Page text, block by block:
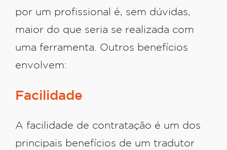
por um profissional é, sem dúvidas,
maior do que seria se realizada com
uma ferramenta. Outros benefícios
envolvem:
Facilidade
A facilidade de contratação é um dos
principais benefícios de um tradutor